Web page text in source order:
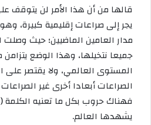
قالها من أن هذا الأمر لن يتوقف
يجر إلى صراعات إقليمية كبيرة،
مدار العامين الماضيين؛ حيث وصلت
جميعا نتخيلها، وهذا الوضع
المستوى العالمي، ولا يقتصر
الصراعات أبعادا أخرى غير
فهناك حروب بكل ما تعنيه الكلمة
يشهدها العالم.